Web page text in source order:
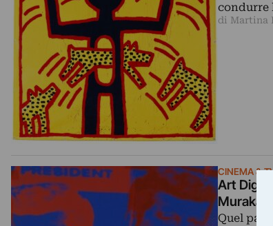
condurre
di Martina
CINEMA &
Art
Quel